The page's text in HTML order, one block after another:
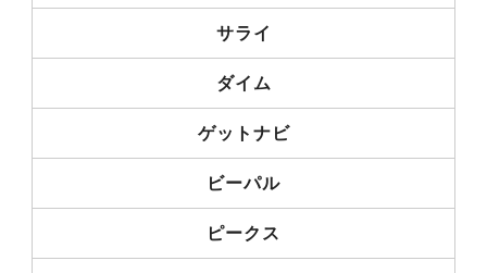
サライ
ダイム
ゲットナビ
ビーパル
ピークス